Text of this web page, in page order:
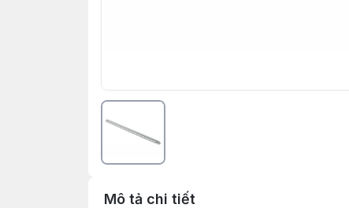
Mô tả chi tiết